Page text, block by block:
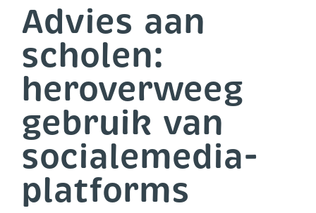
Advies aan
scholen:
heroverweeg
gebruik van
socialemedia­
platforms